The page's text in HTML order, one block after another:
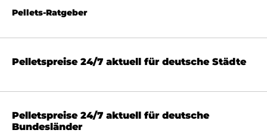
Pellets-Ratgeber
Pelletspreise 24/7 aktuell für deutsche Städte
Pelletspreise 24/7 aktuell für deutsche
Bundesländer